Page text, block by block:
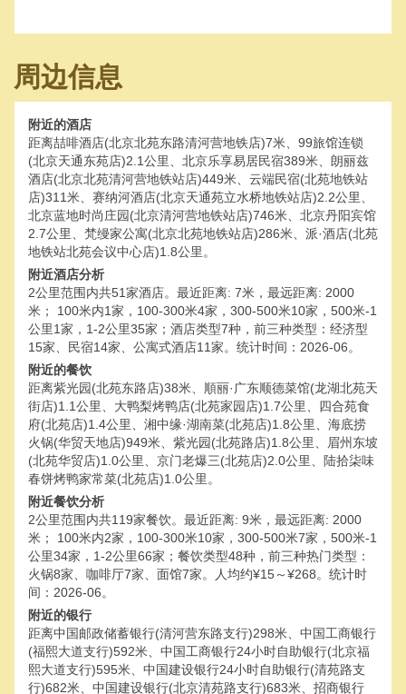
周边信息
附近的酒店
距离喆啡酒店(北京北苑东路清河营地铁店)7米、99旅馆连锁
(北京天通东苑店)2.1公里、北京乐享易居民宿389米、朗丽兹
酒店(北京北苑清河营地铁站店)449米、云端民宿(北苑地铁站
店)311米、赛纳河酒店(北京天通苑立水桥地铁站店)2.2公里、
北京蓝地时尚庄园(北京清河营地铁站店)746米、北京丹阳宾馆
2.7公里、梵缦家公寓(北京北苑地铁站店)286米、派·酒店(北苑
地铁站北苑会议中心店)1.8公里。
附近酒店分析
2公里范围内共51家酒店。最近距离: 7米，最远距离: 2000
米； 100米内1家，100-300米4家，300-500米10家，500米-1
公里1家，1-2公里35家；酒店类型7种，前三种类型：经济型
15家、民宿14家、公寓式酒店11家。统计时间：2026-06。
附近的餐饮
距离紫光园(北苑东路店)38米、順丽·广东顺德菜馆(龙湖北苑天
街店)1.1公里、大鸭梨烤鸭店(北苑家园店)1.7公里、四合苑食
府(北苑店)1.4公里、湘中缘·湖南菜(北苑店)1.8公里、海底捞
火锅(华贸天地店)949米、紫光园(北苑路店)1.8公里、眉州东坡
(北苑华贸店)1.0公里、京门老爆三(北苑店)2.0公里、陆拾柒味
春饼烤鸭家常菜(北苑店)1.0公里。
附近餐饮分析
2公里范围内共119家餐饮。最近距离: 9米，最远距离: 2000
米； 100米内2家，100-300米10家，300-500米7家，500米-1
公里34家，1-2公里66家；餐饮类型48种，前三种热门类型：
火锅8家、咖啡厅7家、面馆7家。人均约¥15～¥268。统计时
间：2026-06。
附近的银行
距离中国邮政储蓄银行(清河营东路支行)298米、中国工商银行
(福熙大道支行)592米、中国工商银行24小时自助银行(北京福
熙大道支行)595米、中国建设银行24小时自助银行(清苑路支
行)682米、中国建设银行(北京清苑路支行)683米、招商银行